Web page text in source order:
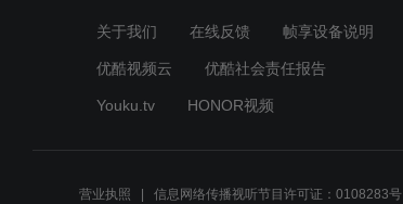
关于我们 在线反馈 帧享设备说明
优酷视频云 优酷社会责任报告
Youku.tv HONOR视频
营业执照 信息网络传播视听节目许可证：0108283号